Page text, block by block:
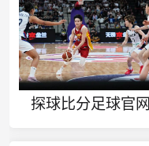
探球比分足球官网